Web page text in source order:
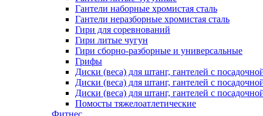
Гантели наборные хромистая сталь
Гантели неразборные хромистая сталь
Гири для соревнований
Гири литые чугун
Гири сборно-разборные и универсальные
Грифы
Диски (веса) для штанг, гантелей с
Диски (веса) для штанг, гантелей с
Диски (веса) для штанг, гантелей с
Помосты тяжелоатлетические
Фитнес